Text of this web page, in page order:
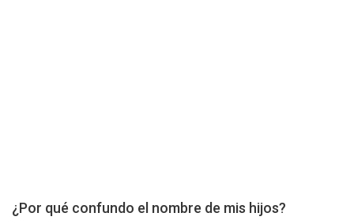
¿Por qué confundo el nombre de mis hijos?